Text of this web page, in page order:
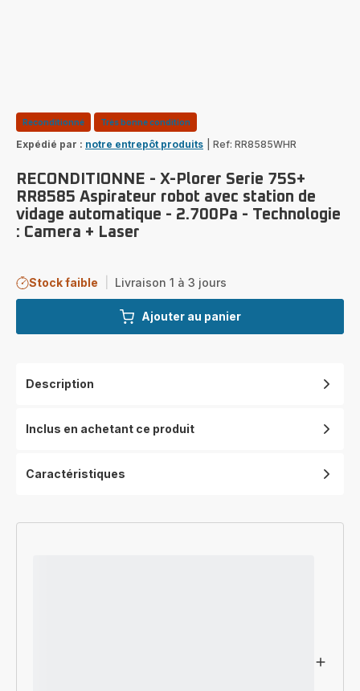
Reconditionné Très bonne condition
Expédié par : notre entrepôt produits Ref: RR8585WHR
RECONDITIONNE - X-Plorer Serie 75S+
RR8585 Aspirateur robot avec station de
vidage automatique - 2.700Pa - Technologie
: Camera + Laser
Stock faible Livraison 1 à 3 jours
Ajouter au panier
Description
Inclus en achetant ce produit
Caractéristiques